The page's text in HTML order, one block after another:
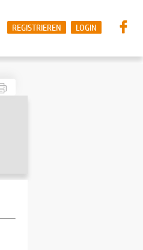
LOGIN
REGISTRIEREN